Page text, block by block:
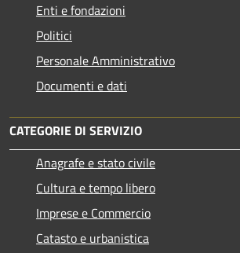
Enti e fondazioni
Politici
Personale Amministrativo
Documenti e dati
CATEGORIE DI SERVIZIO
Anagrafe e stato civile
Cultura e tempo libero
Imprese e Commercio
Catasto e urbanistica